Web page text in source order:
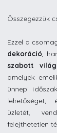
Összegezzük
Ezzel a
dekoráció,
szabott
amelyek
ünnepi
üzletét,
felejthetetlen